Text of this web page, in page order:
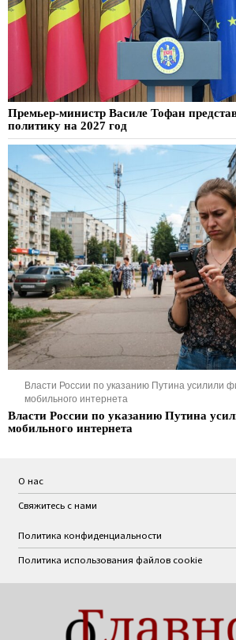
Премьер-министр Василе Тофан
политику на 2027 год
Власти России по указанию Путина усилили
мобильного интернета
Власти России по указанию Путина
мобильного интернета
О нас
Свяжитесь с нами
Политика конфиденциальности
Политика использования файлов cookie